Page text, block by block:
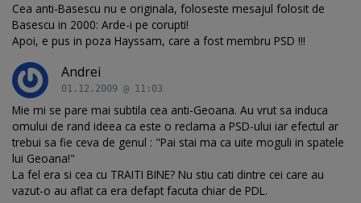
Cea anti-Basescu nu e originala, foloseste mesajul folosit de
Basescu in 2000: Arde-i pe corupti!
Apoi, e pus in poza Hayssam, care a fost membru PSD !!!
Andrei
01.12.2009 @ 11:03
Mie mi se pare mai subtila cea anti-Geoana. Au vrut sa induca
omului de rand ideea ca este o reclama a PSD-ului iar efectul ar
trebui sa fie ceva de genul : "Pai stai ma ca uite moguli in spatele
lui Geoana!"
La fel era si cea cu TRAITI BINE? Nu stiu cati dintre cei care au
vazut-o au aflat ca era defapt facuta chiar de PDL.